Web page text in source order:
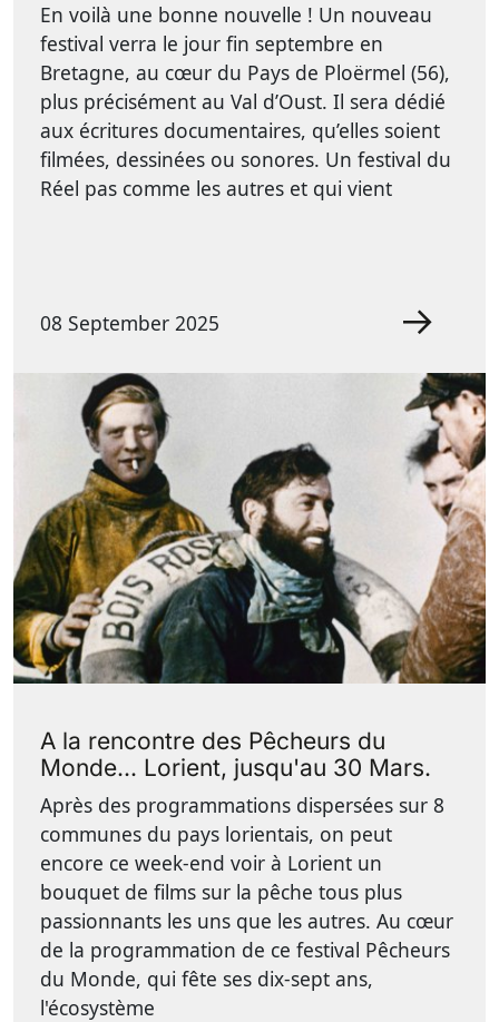
En voilà une bonne nouvelle ! Un nouveau
festival verra le jour fin septembre en
Bretagne, au cœur du Pays de Ploërmel (56),
plus précisément au Val d’Oust. Il sera dédié
aux écritures documentaires, qu’elles soient
filmées, dessinées ou sonores. Un festival du
Réel pas comme les autres et qui vient
08 September 2025
A la rencontre des Pêcheurs du
Monde... Lorient, jusqu'au 30 Mars.
Après des programmations dispersées sur 8
communes du pays lorientais, on peut
encore ce week-end voir à Lorient un
bouquet de films sur la pêche tous plus
passionnants les uns que les autres. Au cœur
de la programmation de ce festival Pêcheurs
du Monde, qui fête ses dix-sept ans,
l'écosystème